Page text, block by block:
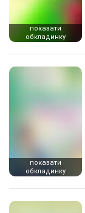
показати
обкладинку
показати
обкладинку